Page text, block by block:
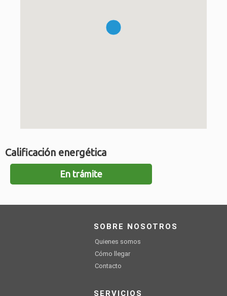
Calificación energética
En trámite
SOBRE NOSOTROS
Quienes somos
Cómo llegar
Contacto
SERVICIOS